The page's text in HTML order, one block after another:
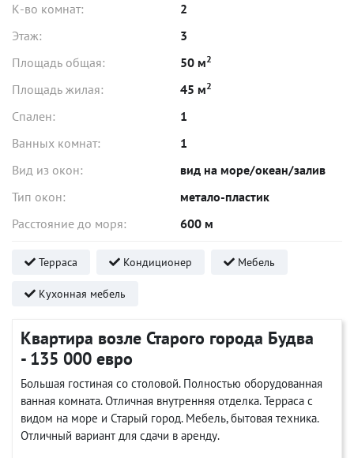
К-во комнат:
2
Этаж:
3
Площадь общая:
50 м2
Площадь жилая: 45 м2
Спален:
1
Ванных комнат:
1
Вид из окон:
вид на море/океан/залив
Тип окон:
метало-пластик
Расстояние до моря:
600 м
Терраса Кондиционер Мебель
Кухонная мебель
Квартира возле Старого города Будва
- 135 000 евро
Большая гостиная со столовой. Полностью оборудованная
ванная комната. Отличная внутренняя отделка. Терраса с
видом на море и Старый город. Мебель, бытовая техника.
Отличный вариант для сдачи в аренду.